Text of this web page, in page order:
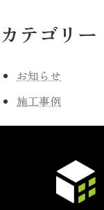
カテゴリー
お知らせ
施工事例